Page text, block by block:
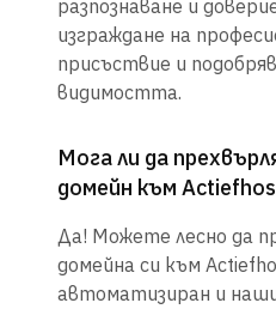
разпознаване и
изграждане на
присъствие и
видимостта.
Мога ли да
домейн към
Да! Можете лесно да
домейна си към
автоматизиран и